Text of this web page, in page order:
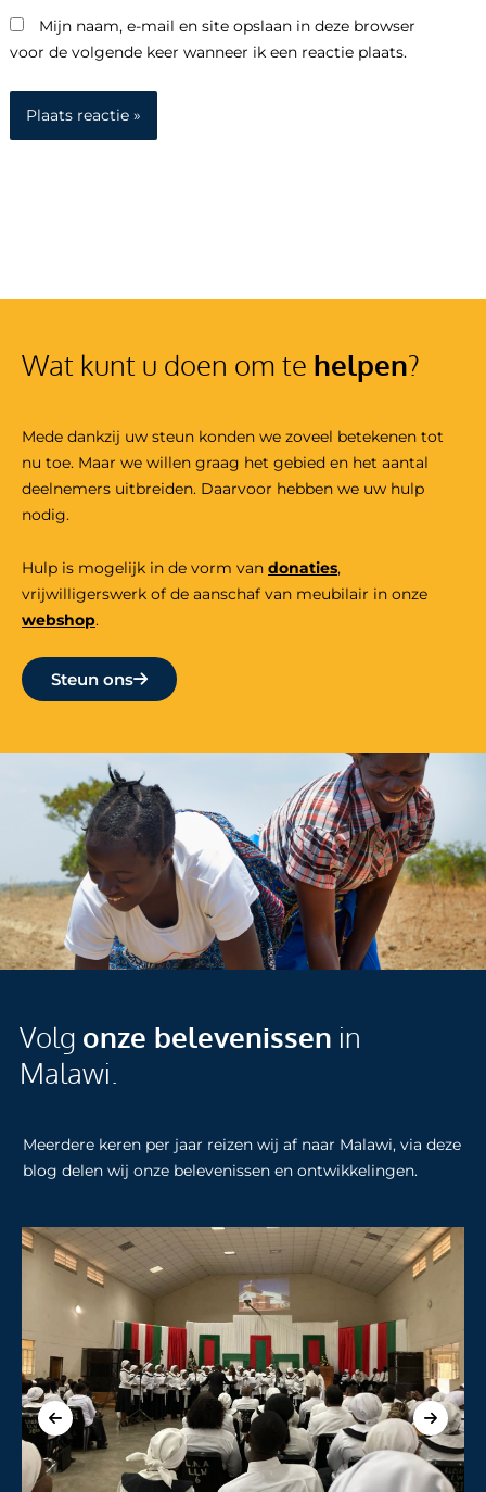
Mijn naam, e-mail en site opslaan in deze browser
voor de volgende keer wanneer ik een reactie plaats.
Wat kunt u doen om te helpen?
Mede dankzij uw steun konden we zoveel betekenen tot
nu toe. Maar we willen graag het gebied en het aantal
deelnemers uitbreiden. Daarvoor hebben we uw hulp
nodig.
Hulp is mogelijk in de vorm van donaties,
vrijwilligerswerk of de aanschaf van meubilair in onze
webshop.
Steun ons
Volg onze belevenissen in
Malawi.
Meerdere keren per jaar reizen wij af naar Malawi, via deze
blog delen wij onze belevenissen en ontwikkelingen.